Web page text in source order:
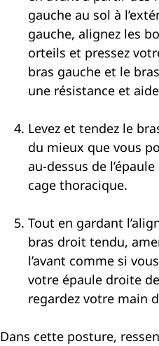
gauche au sol à
gauche, alignez les
orteils et pressez
bras gauche et le
une résistance et
Levez et tendez le
du mieux que vous
au-dessus de
cage thoracique.
Tout en gardant
bras droit tendu,
l’avant comme si
votre épaule droite
regardez votre main
Dans cette posture,